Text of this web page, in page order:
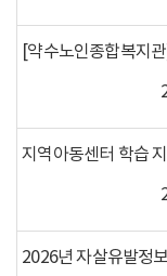
지역아동센터 학습
2026년 자살유발정